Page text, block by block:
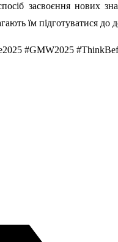
засвоєння нових
їм підготуватися
#GMW2025